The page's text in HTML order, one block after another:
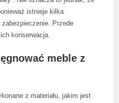
istnieje kilka
Przede
konserwacja.
meble z
z materiału, jakim jest